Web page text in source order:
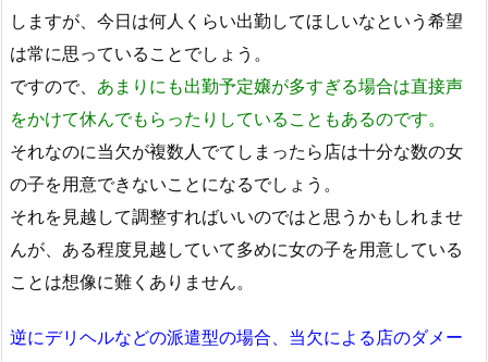
しますが、今日は何人くらい出勤してほしいなという希望
は常に思っていることでしょう。
ですので、 あまりにも出勤予定嬢が多すぎる場合は直接声
をかけて休んでもらったりしていることもあるのです。
それなのに当欠が複数人でてしまったら店は十分な数の女
の子を用意できないことになるでしょう。
それを見越して調整すればいいのではと思うかもしれませ
んが、ある程度見越していて多めに女の子を用意している
ことは想像に難くありません。
逆にデリヘルなどの派遣型の場合、当欠による店のダメー